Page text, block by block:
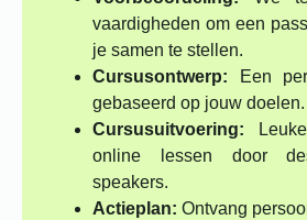
vaardigheden om een
je samen te stellen.
Cursusontwerp: Een
gebaseerd op jouw doelen.
Cursusuitvoering:
online lessen door
speakers.
Actieplan: Ontvang